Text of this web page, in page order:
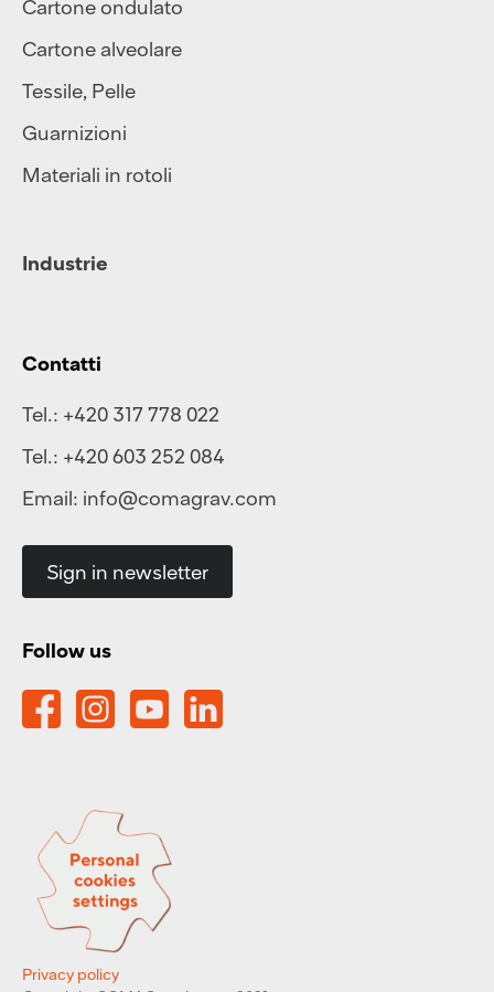
Cartone ondulato
Cartone alveolare
Tessile, Pelle
Guarnizioni
Materiali in rotoli
Industrie
Contatti
Tel.: +420 317 778 022
Tel.: +420 603 252 084
Email: info@comagrav.com
Sign in newsletter
Follow us
Privacy policy